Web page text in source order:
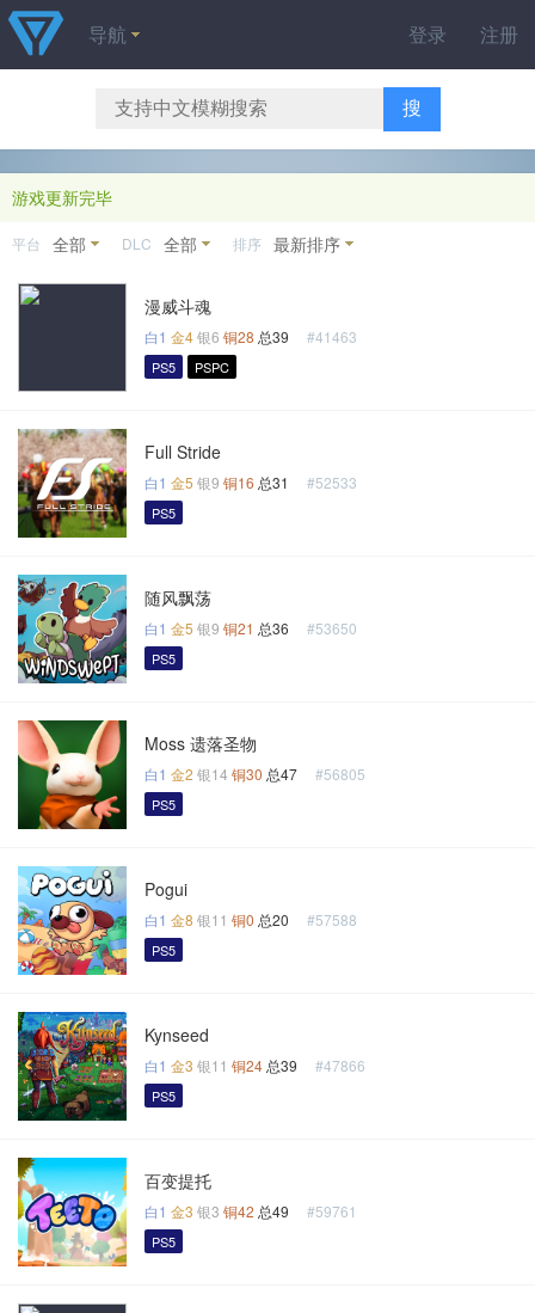
登录 注册
导航
搜
游戏更新完毕
平台 全部 DLC 全部 排序 最新排序
漫威斗魂
白1 金4银6 铜28 总39 #41463
PS5 PSPC
Full Stride
白1 金5 银9 铜16 总31 #52533
PS5
随风飘荡
白1 金5 银9 铜21 总36 #53650
PS5
Moss 遗落圣物
白1 金2 银14 铜30 总47 #56805
PS5
Pogui
白1 金8 银11 铜0 总20 #57588
PS5
Kynseed
白1 金3 银11 铜24 总39 #47866
PS5
百变提托
白1 金3 银3 铜42 总49 #59761
PS5